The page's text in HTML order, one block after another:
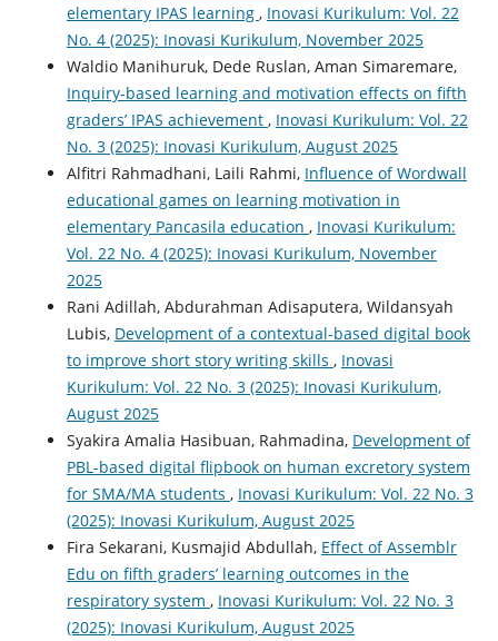
elementary IPAS learning , Inovasi Kurikulum: Vol. 22
No. 4 (2025): Inovasi Kurikulum, November 2025
Waldio Manihuruk, Dede Ruslan, Aman Simaremare,
Inquiry-based learning and motivation effects on fifth
graders’ IPAS achievement , Inovasi Kurikulum: Vol. 22
No. 3 (2025): Inovasi Kurikulum, August 2025
Alfitri Rahmadhani, Laili Rahmi, Influence of Wordwall
educational games on learning motivation in
elementary Pancasila education , Inovasi Kurikulum:
Vol. 22 No. 4 (2025): Inovasi Kurikulum, November
2025
Rani Adillah, Abdurahman Adisaputera, Wildansyah
Lubis, Development of a contextual-based digital book
to improve short story writing skills , Inovasi
Kurikulum: Vol. 22 No. 3 (2025): Inovasi Kurikulum,
August 2025
Syakira Amalia Hasibuan, Rahmadina, Development of
PBL-based digital flipbook on human excretory system
for SMA/MA students , Inovasi Kurikulum: Vol. 22 No. 3
(2025): Inovasi Kurikulum, August 2025
Fira Sekarani, Kusmajid Abdullah, Effect of Assemblr
Edu on fifth graders’ learning outcomes in the
respiratory system , Inovasi Kurikulum: Vol. 22 No. 3
(2025): Inovasi Kurikulum, August 2025